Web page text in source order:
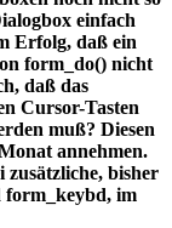
einfach
Erfolg, daß ein
form_do() nicht
daß das
Cursor-Tasten
muß? Diesen
annehmen.
bisher
form_keybd, im